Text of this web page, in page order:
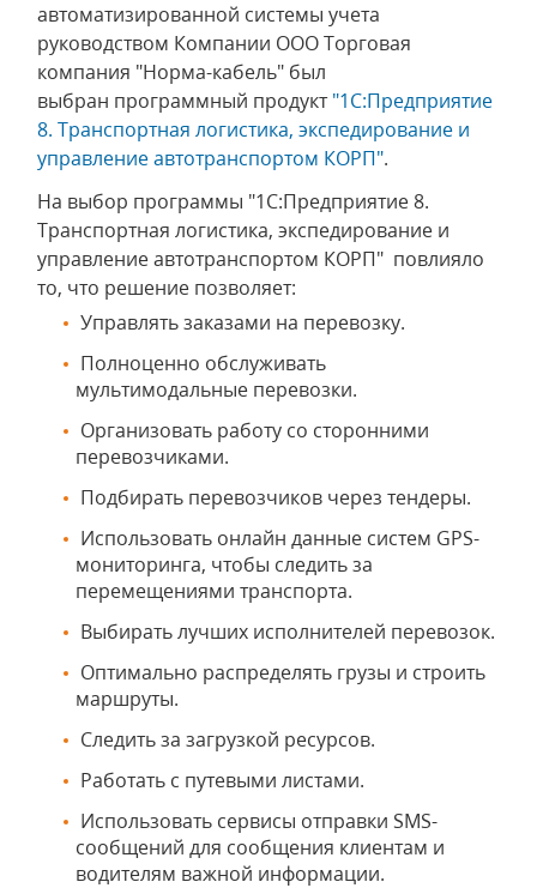
автоматизированной системы учета
руководством Компании ООО Торговая
компания "Норма-кабель" был
выбран программный продукт"1С:Предприятие
8. Транспортная логистика, экспедирование и
управление автотранспортом КОРП".
На выбор программы "1С:Предприятие 8.
Транспортная логистика, экспедирование и
управление автотранспортом КОРП" повлияло
то, что решение позволяет:
Управлять заказами на перевозку.
Полноценно обслуживать
мультимодальные перевозки.
Организовать работу со сторонними
перевозчиками.
Подбирать перевозчиков через тендеры.
Использовать онлайн данные систем GPS-
мониторинга, чтобы следить за
перемещениями транспорта.
Выбирать лучших исполнителей перевозок.
Оптимально распределять грузы и строить
маршруты.
Следить за загрузкой ресурсов.
Работать с путевыми листами.
Использовать сервисы отправки SMS-
сообщений для сообщения клиентам и
водителям важной информации.